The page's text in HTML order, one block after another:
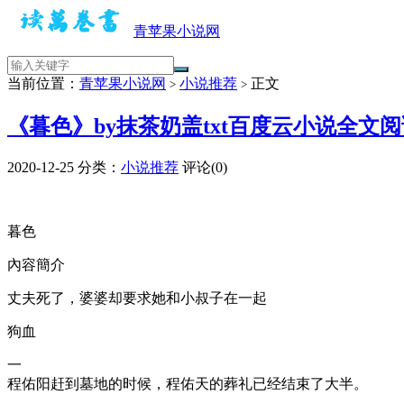
青苹果小说网
当前位置： 青苹果小说网 > 小说推荐 > 正文
《暮色》by抹茶奶盖txt百度云小说全文
2020-12-25 分类： 小说推荐 评论(0)
暮色
內容簡介
丈夫死了，婆婆却要求她和小叔子在一起
狗血
一
程佑阳赶到墓地的时候，程佑天的葬礼已经结束了大半。